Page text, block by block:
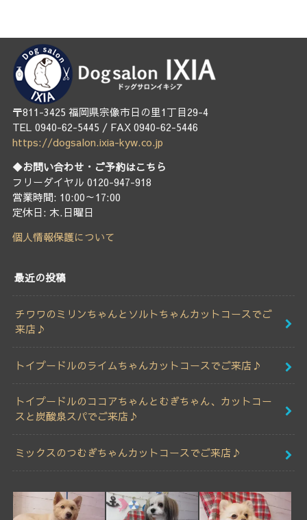
〒811-3425 福岡県宗像市日の里1丁目29-4
TEL 0940-62-5445 / FAX 0940-62-5446
https://dogsalon.ixia-kyw.co.jp
◆お問い合わせ・ご予約はこちら
フリーダイヤル 0120-947-918
営業時間: 10:00～17:00
定休日: 木.日曜日
個人情報保護について
最近の投稿
チワワのミリンちゃんとソルトちゃんカットコースでご
来店♪
トイプードルのライムちゃんカットコースでご来店♪
トイプードルのココアちゃんとむぎちゃん、カットコー
スと炭酸泉スパでご来店♪
ミックスのつむぎちゃんカットコースでご来店♪